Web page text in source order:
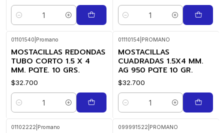
Cantidad Cantidad
01101540 Promano
MOSTACILLAS REDONDAS
TUBO CORTO 1.5 X 4
MM. PQTE. 10 GRS.
$32.700
Cantidad
01110154 PROMANO
MOSTACILLAS
CUADRADAS 1.5X4 MM.
AG 950 PQTE 10 GR.
$32.700
Cantidad
01102222 Promano 099991522 PROMANO